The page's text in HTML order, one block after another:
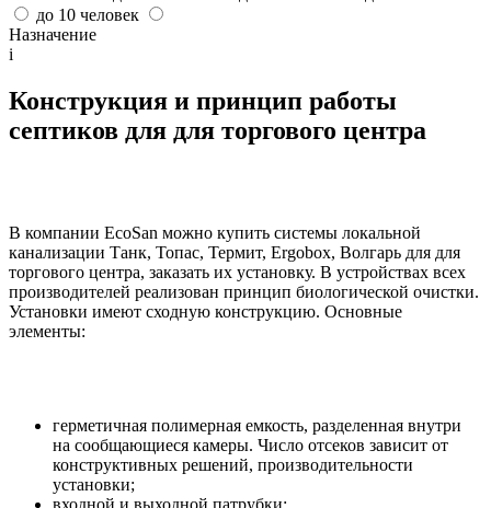
до 10 человек
Назначение
i
Конструкция и принцип работы
септиков для для торгового центра
В компании EcoSan можно купить системы локальной
канализации Танк, Топас, Термит, Ergobox, Волгарь для для
торгового центра, заказать их установку. В устройствах всех
производителей реализован принцип биологической очистки.
Установки имеют сходную конструкцию. Основные
элементы:
герметичная полимерная емкость, разделенная внутри
на сообщающиеся камеры. Число отсеков зависит от
конструктивных решений, производительности
установки;